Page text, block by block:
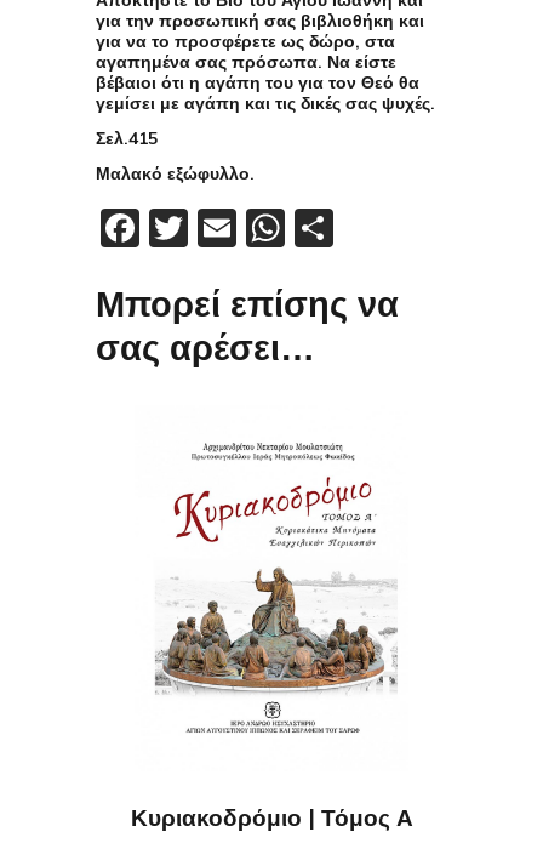
για την προσωπική σας βιβλιοθήκη και
για να το προσφέρετε ως δώρο, στα
αγαπημένα σας πρόσωπα. Να είστε
βέβαιοι ότι η αγάπη του για τον Θεό θα
γεμίσει με αγάπη και τις δικές σας ψυχές.
Σελ.415
Μαλακό εξώφυλλο.
Facebook
Twitter
EmailWhatsApp
Μπορεί επίσης να
σας αρέσει…
Κυριακοδρόμιο | Τόμος Α